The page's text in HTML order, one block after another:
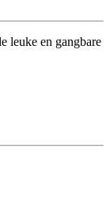
leuke en gangbare